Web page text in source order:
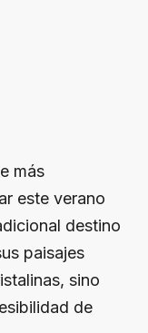
más
este verano
destino
paisajes
sino
de